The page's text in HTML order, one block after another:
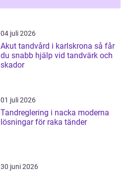
04 juli 2026
Akut tandvård i karlskrona så får
du snabb hjälp vid tandvärk och
skador
01 juli 2026
Tandreglering i nacka moderna
lösningar för raka tänder
30 juni 2026